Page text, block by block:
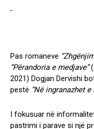
Pas romaneve
“Përandoria e medjave”
2021) Dogjan Dervishi
pestë “Në ingranazhet
I fokusuar në
pastrimi i parave si një